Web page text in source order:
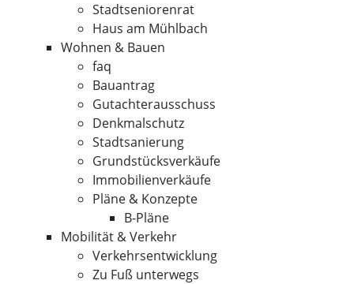
Stadtseniorenrat
Haus am Mühlbach
Wohnen & Bauen
faq
Bauantrag
Gutachterausschuss
Denkmalschutz
Stadtsanierung
Grundstücksverkäufe
Immobilienverkäufe
Pläne & Konzepte
B-Pläne
Mobilität & Verkehr
Verkehrsentwicklung
Zu Fuß unterwegs